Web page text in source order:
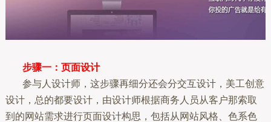
步骤一：页面设计
参与人设计师，这步骤再细分还会分交互设计，美工创意
设计，总的都要设计，由设计师根据商务人员从客户那索取
到的网站需求进行页面设计构思，包括从网站风格、色系色